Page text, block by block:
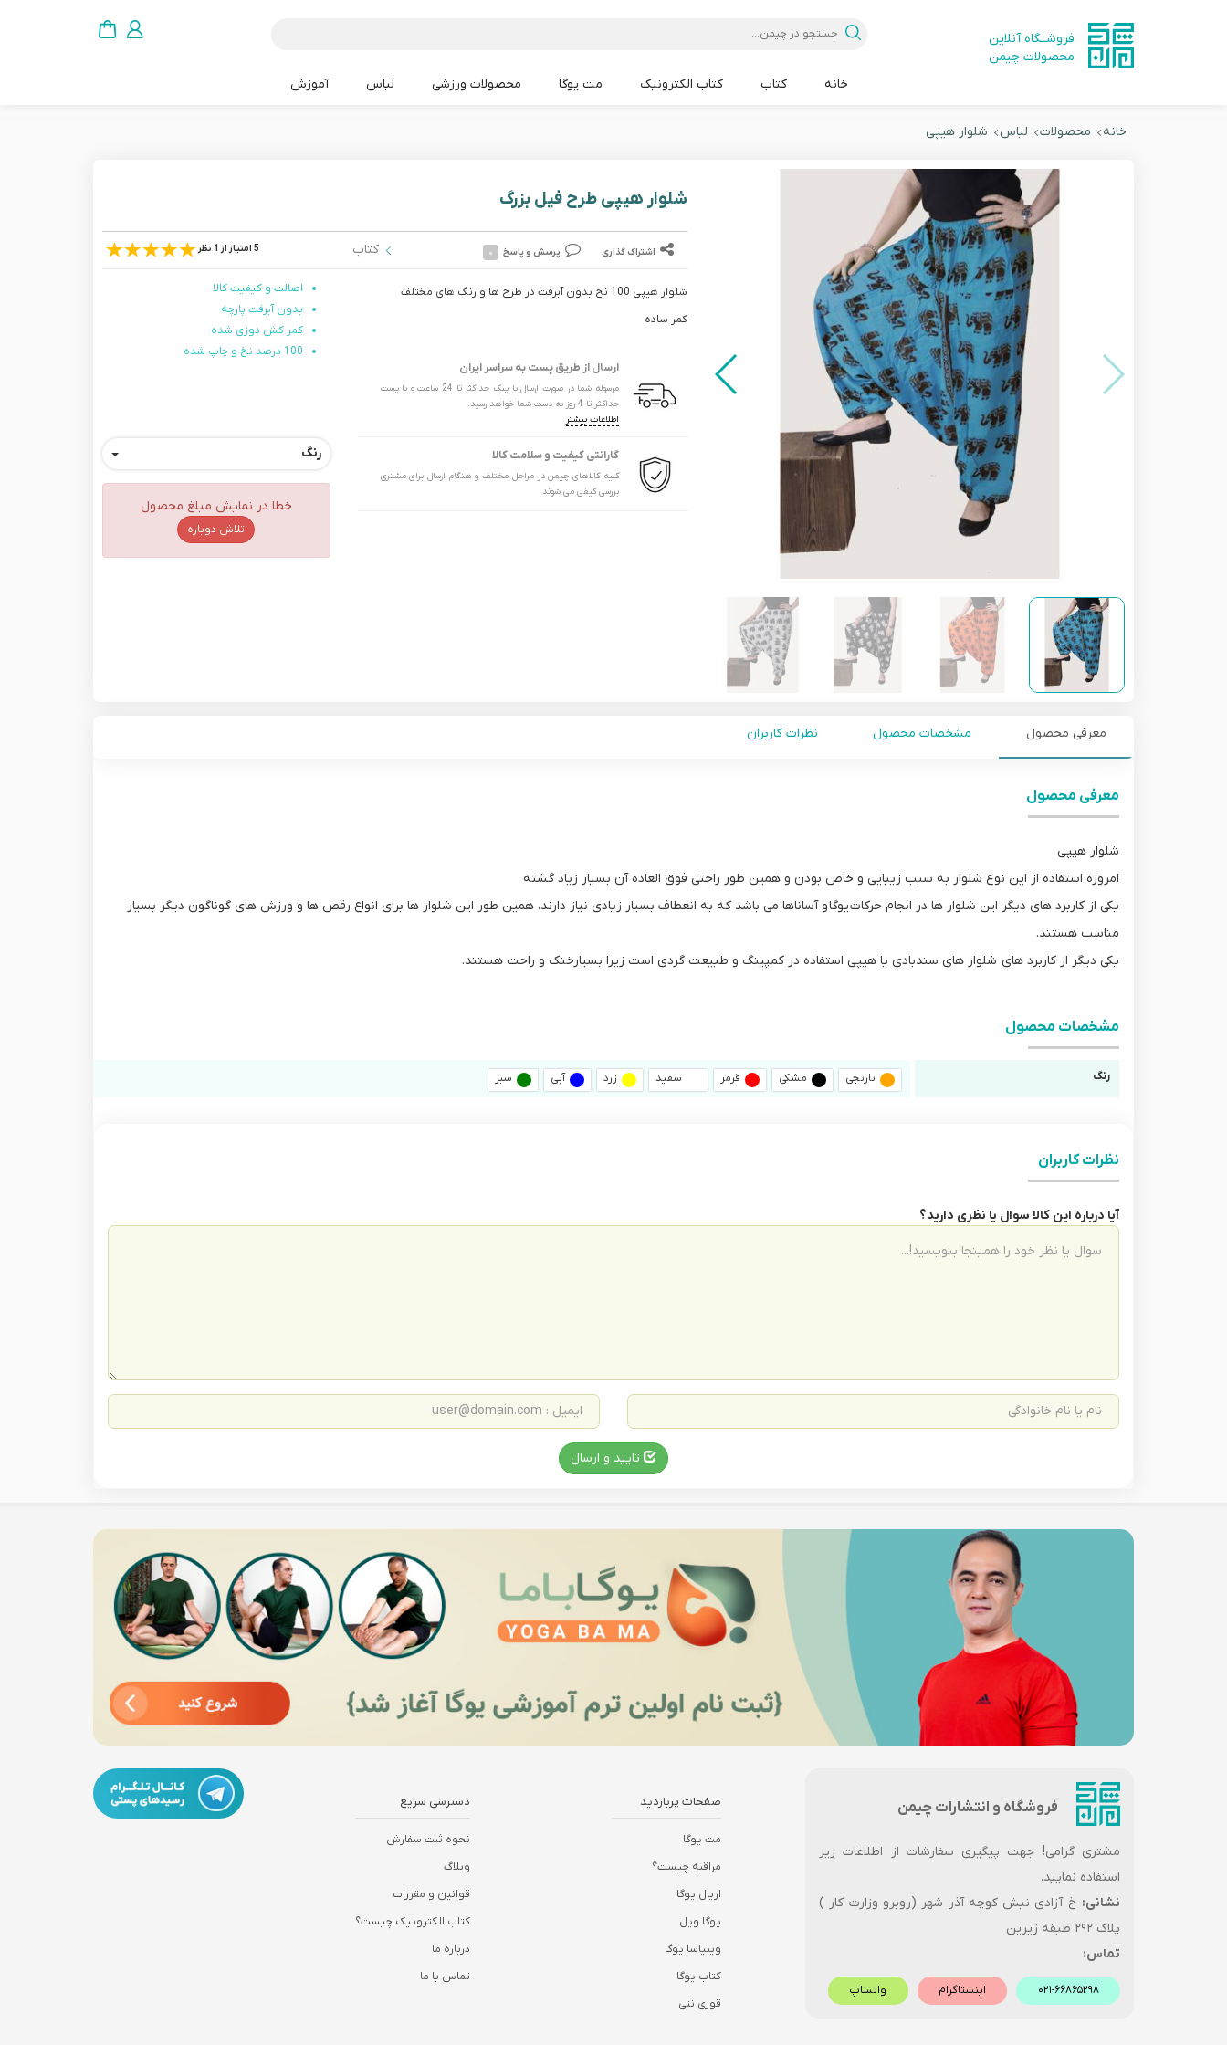
فروشــگاه آنلاین
محصولات چیمن
خانه
کتاب کتاب الکترونیک مت یوگا محصولات ورزشی لباس آموزش
خانه محصولات لباس شلوار هیپی
شلوار هیپی طرح فیل بزرگ
اشتراک گذاری پرسش و پاسخ ۰ کتاب 5 امتیاز از 1 نظر
شلوار هیپی 100 نخ بدون آبرفت در طرح ها و رنگ های مختلف
کمر ساده
ارسال از طریق پست به سراسر ایران
مرسوله شما در صورت ارسال با پیک حداکثر تا 24 ساعت و با پست
حداکثر تا 4 روز به دست شما خواهد رسید.
اطلاعات بیشتر
گارانتی کیفیت و سلامت کالا
کلیه کالاهای چیمن در مراحل مختلف و هنگام ارسال برای مشتری
بررسی کیفی می شوند
اصالت و کیفیت کالا
بدون آبرفت پارچه
کمر کش دوزی شده
100 درصد نخ و چاپ شده
رنگ
خطا در نمایش مبلغ محصول
تلاش دوباره
معرفی محصول مشخصات محصول نظرات کاربران
معرفی محصول
شلوار هیپی
امروزه استفاده از این نوع شلوار به سبب زیبایی و خاص بودن و همین طور راحتی فوق العاده آن بسیار زیاد گشته
یکی از کاربرد های دیگر این شلوار ها در انجام حرکات یوگا و آساناها می باشد که به انعطاف بسیار زیادی نیاز دارند، همین طور این شلوار ها برای انواع رقص ها و ورزش های گوناگون دیگر بسیار
مناسب هستند.
یکی دیگر از کاربرد های شلوار های سندبادی یا هیپی استفاده در کمپینگ و طبیعت گردی است زیرا بسیارخنک و راحت هستند.
مشخصات محصول
رنگ نارنجی مشکی قرمز سفید زرد آبی سبز
نظرات کاربران
آیا درباره این کالا سوال یا نظری دارید؟
فروشگاه و انتشارات چیمن
مشتری گرامی! جهت پیگیری سفارشات از اطلاعات زیر
استفاده نمایید.
نشانی: خ آزادی نبش کوچه آذر شهر (روبرو وزارت کار )
پلاک ۲۹۲ طبقه زیرین
تماس:
۰۲۱-۶۶۸۶۵۲۹۸ اینستاگرام واتساپ
صفحات پربازدید
مت یوگا
مراقبه چیست؟
اریال یوگا
یوگا ویل
وینیاسا یوگا
کتاب یوگا
قوری نتی
دسترسی سریع
نحوه ثبت سفارش
وبلاگ
قوانین و مقررات
کتاب الکترونیک چیست؟
درباره ما
تماس با ما